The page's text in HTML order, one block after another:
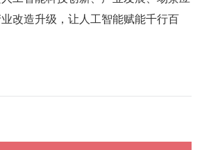
改造升级，让人工智能赋能千行百